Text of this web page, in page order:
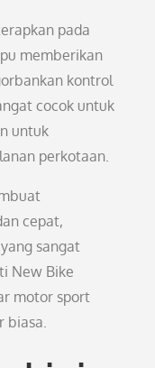
pada
memberikan
kontrol
cocok untuk
untuk
perkotaan.
cepat,
sangat
New Bike
motor sport
biasa.